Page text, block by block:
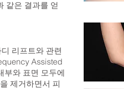
같은 결과를 얻
리프트와 관련
Assisted
부와 표면 모두에
제거하면서 피